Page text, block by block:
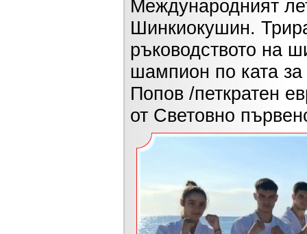
Международният
Шинкиокушин.
ръководството на
шампион по ката
Попов /петкратен
от Световно